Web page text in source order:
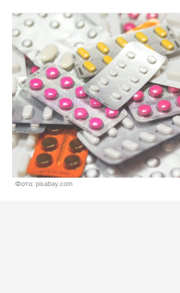
Фото: pixabay.com